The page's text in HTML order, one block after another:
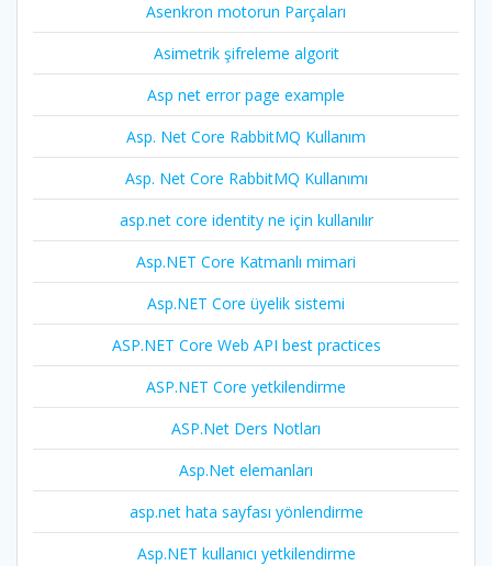
Asenkron motorun Parçaları
Asimetrik şifreleme algorit
Asp net error page example
Asp. Net Core RabbitMQ Kullanım
Asp. Net Core RabbitMQ Kullanımı
asp.net core identity ne için kullanılır
Asp.NET Core Katmanlı mimari
Asp.NET Core üyelik sistemi
ASP.NET Core Web API best practices
ASP.NET Core yetkilendirme
ASP.Net Ders Notları
Asp.Net elemanları
asp.net hata sayfası yönlendirme
Asp.NET kullanıcı yetkilendirme